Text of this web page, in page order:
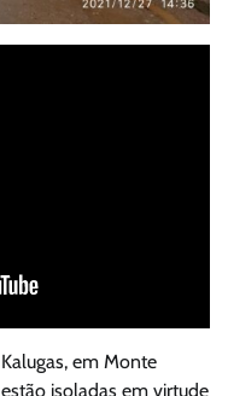
em Monte
isoladas em virtude